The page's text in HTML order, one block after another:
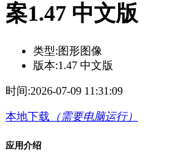
案1.47 中文版
类型:图形图像
版本:1.47 中文版
时间:2026-07-09 11:31:09
本地下载 （需要电脑运行）
应用介绍